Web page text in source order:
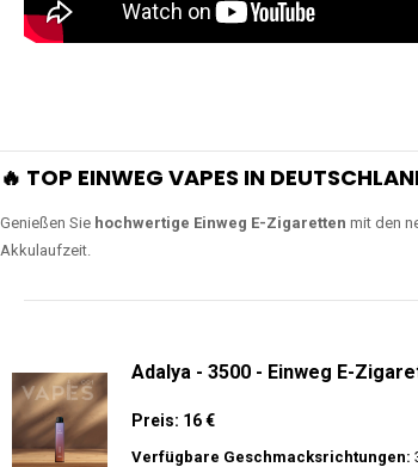
🔥 TOP EINWEG VAPES IN
Genießen Sie hochwertige Einweg E-Zigaretten mit den
Akkulaufzeit.
Adalya - 3500 - Einweg E-
Preis: 16 €
Verfügbare Geschmacksrichtungen: